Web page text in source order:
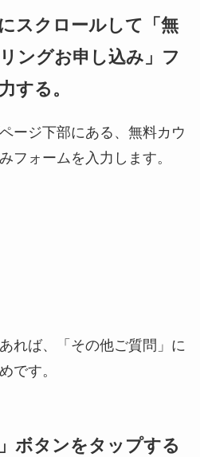
スクロールして「無
ングお申し込み」フ
する。
ージ下部にある、無料カウ
フォームを入力します。
れば、「その他ご質問」に
です。
ボタンをタップする